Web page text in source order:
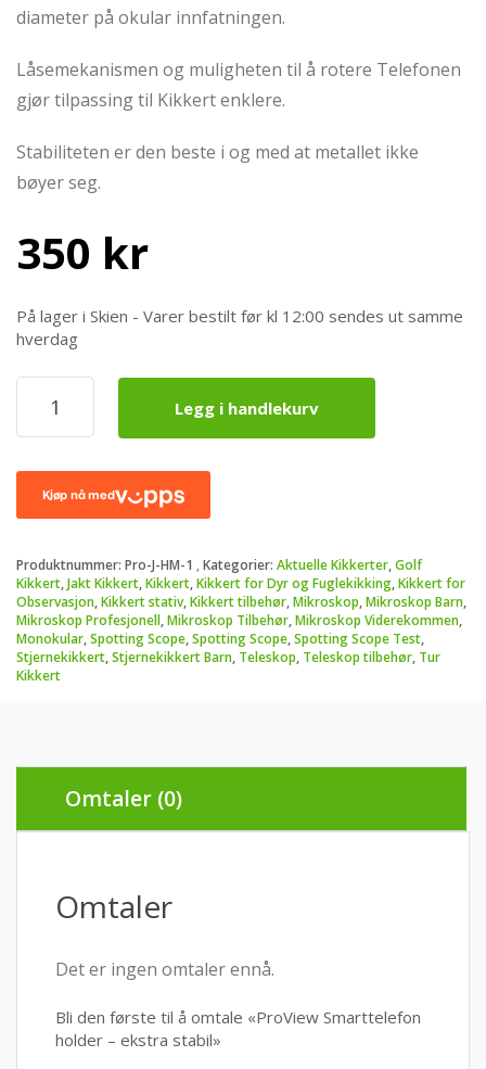
diameter på okular innfatningen.
Låsemekanismen og muligheten til å rotere Telefonen
gjør tilpassing til Kikkert enklere.
Stabiliteten er den beste i og med at metallet ikke
bøyer seg.
350 kr
På lager i Skien - Varer bestilt før kl 12:00 sendes ut samme
hverdag
ProView
Smarttelefon
holder
ekstra
stabil
antall
Legg i handlekurv
Produktnummer: Pro-J-HM-1 Kategorier: Aktuelle Kikkerter,Golf
Kikkert,Jakt Kikkert,Kikkert,Kikkert for Dyr og Fuglekikking,Kikkert for
Observasjon,Kikkert stativ,Kikkert tilbehør,Mikroskop,Mikroskop Barn,
Mikroskop Profesjonell,Mikroskop Tilbehør,Mikroskop Viderekommen,
Monokular,Spotting Scope,Spotting Scope,Spotting Scope Test,
Stjernekikkert,Stjernekikkert Barn, Teleskop, Teleskop tilbehør, Tur
Kikkert
Omtaler (0)
Omtaler
Det er ingen omtaler ennå.
Bli den første til å omtale «ProView Smarttelefon
holder – ekstra stabil»